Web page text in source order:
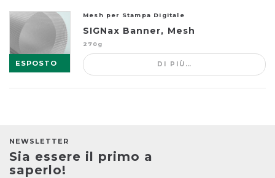
ESPOSTO
Mesh per Stampa Digitale
SIGNax Banner, Mesh
270g
DI PIÙ…
NEWSLETTER
Sia essere il primo a
saperlo!